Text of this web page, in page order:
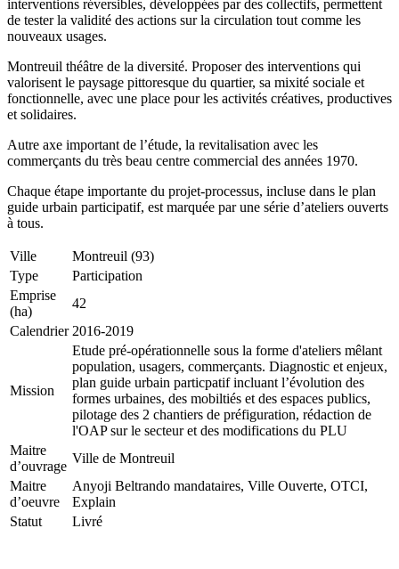
interventions réversibles, développées par des collectifs, permettent
de tester la validité des actions sur la circulation tout comme les
nouveaux usages.
Montreuil théâtre de la diversité. Proposer des interventions qui
valorisent le paysage pittoresque du quartier, sa mixité sociale et
fonctionnelle, avec une place pour les activités créatives, productives
et solidaires.
Autre axe important de l’étude, la revitalisation avec les
commerçants du très beau centre commercial des années 1970.
Chaque étape importante du projet-processus, incluse dans le plan
guide urbain participatif, est marquée par une série d’ateliers ouverts
à tous.
Ville
Montreuil (93)
Type
Participation
Emprise
(ha)
42
Calendrier 2016-2019
Mission
Etude pré-opérationnelle sous la forme d'ateliers mêlant
population, usagers, commerçants. Diagnostic et enjeux,
plan guide urbain particpatif incluant l’évolution des
formes urbaines, des mobiltiés et des espaces publics,
pilotage des 2 chantiers de préfiguration, rédaction de
l'OAP sur le secteur et des modifications du PLU
Maitre
d’ouvrage
Ville de Montreuil
Maitre
d’oeuvre
Anyoji Beltrando mandataires, Ville Ouverte, OTCI,
Explain
Statut
Livré